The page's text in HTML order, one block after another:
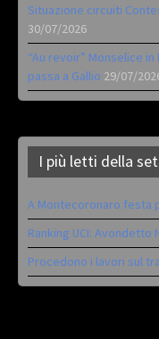
Situazione circuiti
30/07/2026
“Au revoir” Monselice
passa a Gallio 29/07/
I più letti della
A Montecoronaro festa
Ranking UCI: Avondetto
Procedono i lavori sul